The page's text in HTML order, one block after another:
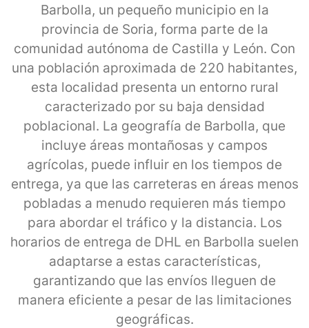
Barbolla, un pequeño municipio en la
provincia de Soria, forma parte de la
comunidad autónoma de Castilla y León. Con
una población aproximada de 220 habitantes,
esta localidad presenta un entorno rural
caracterizado por su baja densidad
poblacional. La geografía de Barbolla, que
incluye áreas montañosas y campos
agrícolas, puede influir en los tiempos de
entrega, ya que las carreteras en áreas menos
pobladas a menudo requieren más tiempo
para abordar el tráfico y la distancia. Los
horarios de entrega de DHL en Barbolla suelen
adaptarse a estas características,
garantizando que las envíos lleguen de
manera eficiente a pesar de las limitaciones
geográficas.